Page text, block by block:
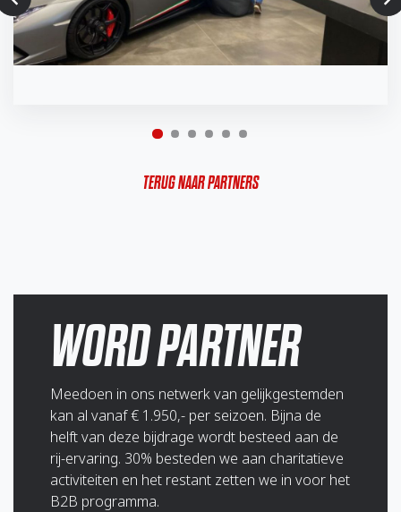
TERUG NAAR PARTNERS
WORD PARTNER
Meedoen in ons netwerk van gelijkgestemden
kan al vanaf € 1.950,- per seizoen. Bijna de
helft van deze bijdrage wordt besteed aan de
rij-ervaring. 30% besteden we aan charitatieve
activiteiten en het restant zetten we in voor het
B2B programma.